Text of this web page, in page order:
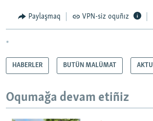
Paylaşmaq VPN-siz oquñız
*
HABERLER BUTÜN MALÜMAT
Oqumağa devam etiñiz